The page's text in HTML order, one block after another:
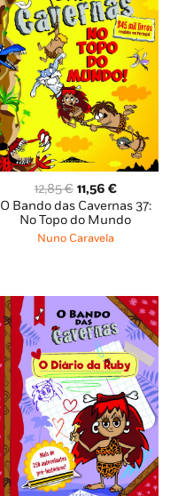
12,85€ O
preço
original
era:
11,56 €O
preço
atual
O Bando das Cavernas 37:
No Topo do Mundo
Nuno Caravela